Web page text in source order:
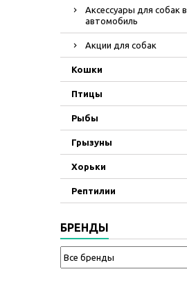
Аксессуары для собак в
автомобиль
Акции для собак
Кошки
Птицы
Рыбы
Грызуны
Хорьки
Рептилии
БРЕНДЫ